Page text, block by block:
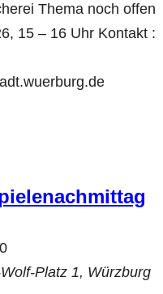
Thema noch offen
15 – 16 Uhr Kontakt :
Platz 1, Würzburg